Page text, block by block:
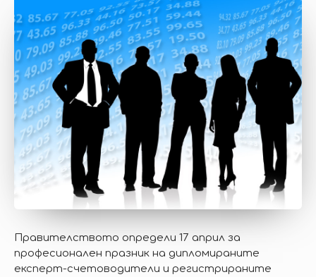
Правителството определи 17 април за
професионален празник на дипломираните
експерт-счетоводители и регистрираните